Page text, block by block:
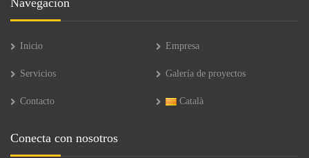
Inicio Empresa
Servicios Galería de proyectos
Contacto Català
Conecta con nosotros